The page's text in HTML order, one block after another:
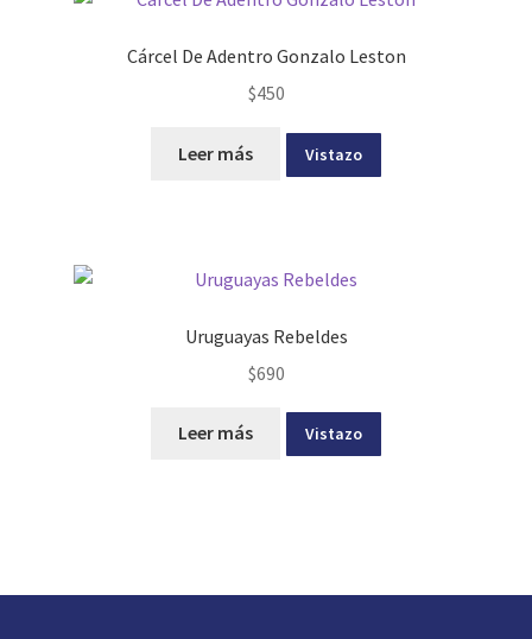
Cárcel De Adentro Gonzalo Leston
$450
Leer más Vistazo
Uruguayas Rebeldes
$690
Leer más Vistazo